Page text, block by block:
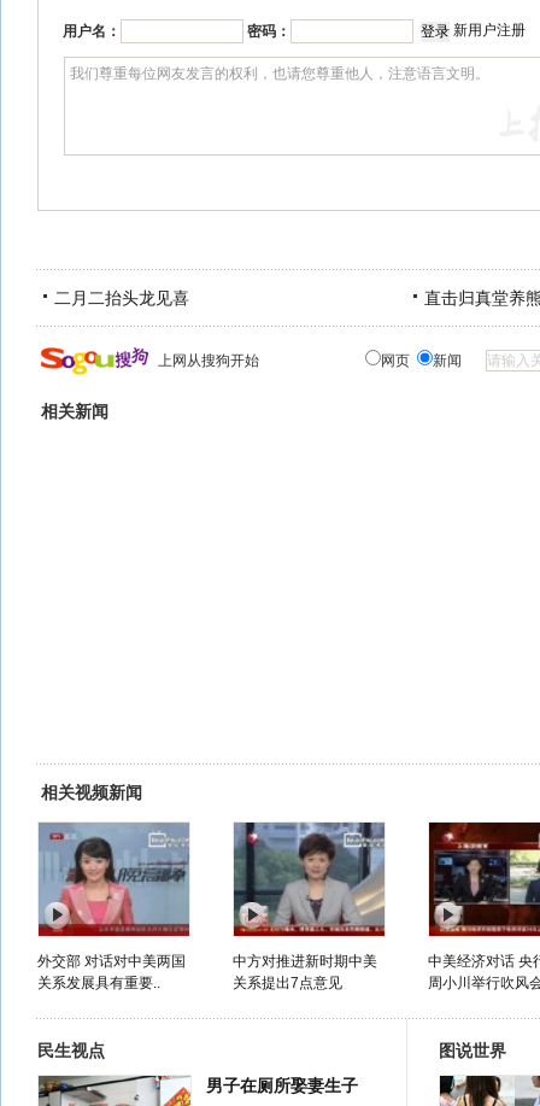
用户名： 密码： 新用户注册
二月二抬头龙见喜 直击归真堂养
上网从搜狗开始 网页 新闻
相关新闻
相关视频新闻
外交部 对话对中美两国
关系发展具有重要..
中方对推进新时期中美
关系提出7点意见
中美经济对话 央
周小川举行吹风
民生视点
男子在厕所娶妻生子
图说世界